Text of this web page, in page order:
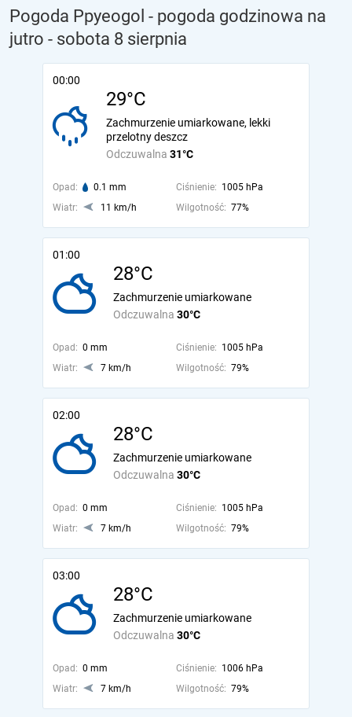
Pogoda Ppyeogol - pogoda godzinowa na
jutro - sobota 8 sierpnia
00:00
29°C
Odczuwalna 31°C
Zachmurzenie umiarkowane, lekki
przelotny deszcz
Opad: 0.1 mm Ciśnienie: 1005 hPa
Wiatr:
11 km/h Wilgotność: 77%
01:00
28°C
Odczuwalna 30°C
Zachmurzenie umiarkowane
Opad: 0 mm Ciśnienie: 1005 hPa
Wiatr:
7 km/h Wilgotność: 79%
02:00
28°C
Odczuwalna 30°C
Zachmurzenie umiarkowane
Opad: 0 mm Ciśnienie: 1005 hPa
Wiatr:
7 km/h Wilgotność: 79%
03:00
28°C
Odczuwalna 30°C
Zachmurzenie umiarkowane
Opad: 0 mm Ciśnienie: 1006 hPa
Wiatr:
7 km/h Wilgotność: 79%